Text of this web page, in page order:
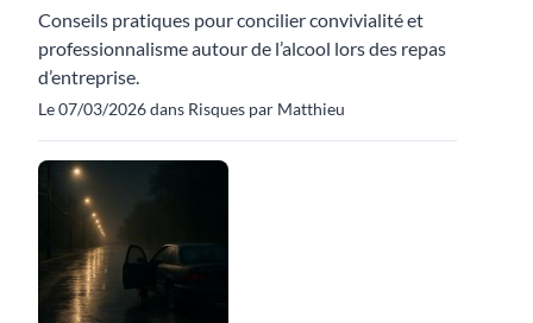
Conseils pratiques pour concilier convivialité et
professionnalisme autour de l’alcool lors des repas
d’entreprise.
Le 07/03/2026 dans Risques par Matthieu